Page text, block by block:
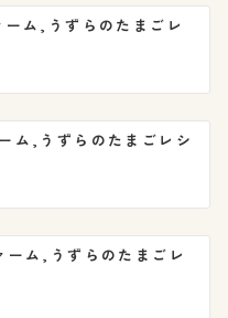
ム,うずらのたまごレ
ム,うずらのたまごレシ
ム,うずらのたまごレ